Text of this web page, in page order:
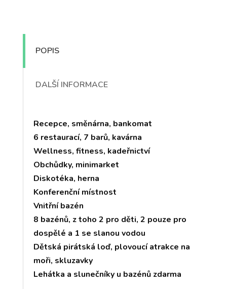
POPIS
DALŠÍ INFORMACE
Recepce, směnárna, bankomat
6 restaurací, 7 barů, kavárna
Wellness, fitness, kadeřnictví
Obchůdky, minimarket
Diskotéka, herna
Konferenční místnost
Vnitřní bazén
8 bazénů, z toho 2 pro děti, 2 pouze pro
dospělé a 1 se slanou vodou
Dětská pirátská loď, plovoucí atrakce na
moři, skluzavky
Lehátka a slunečníky u bazénů zdarma